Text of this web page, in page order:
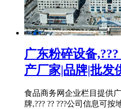
广东粉碎设备
产厂家|品牌|批发
食品商务网企业栏目提供广
牌,??? ?? ???公司信息可